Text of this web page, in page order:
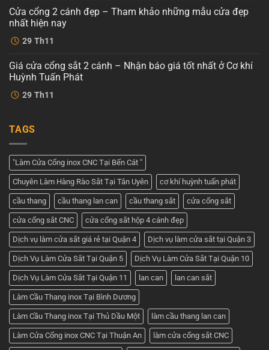
cánh
hiện
đại
tại
Cơ
khí
Phát
luận
ở
Cổng
sắt
cnc
4
Dịch
vụ
tốt
nhất
tại
Tuấn
29 Th11
Cửa cổng 2 cánh đẹp – Tham khảo những mẫu cửa đẹp
nhất hiện nay
Không
có
ở
Cửa
cổng
cánh
khảo
mẫu
đẹp
nhất
hiện
nay
29 Th11
Giá cửa cổng sắt 2 cánh – Nhận báo giá tốt nhất ở Cơ khí
Huỳnh Tuấn Phát
Không
có
Giá
cổng
2
cánh
–
Nhận
báo
giá
tốt
nhất
Cơ
khí
Huỳnh
Tuấn
Phát
TAGS
"Làm Cửa Cổng inox CNC Tại Bến Cát "
Chuyên Làm Hàng Rào Sắt Tại Tân Uyên cơ khí huỳnh tuấn phát
cầu thang cầu thang lan can cầu thang sắt cửa cổng sắt
cửa cổng sắt CNC cửa cổng sắt hộp 4 cánh đẹp
Dịch vụ làm cửa sắt giá rẻ tại Quận 4 Dịch vụ làm cửa sắt tại Quận 3
Dịch Vụ Làm Cửa Sắt Tại Quận 5 Dịch Vụ Làm Cửa Sắt Tại Quận 10
Dịch Vụ Làm Cửa Sắt Tại Quận 11 lan can lan can sắt
Làm Cầu Thang inox Tại Bình Dương
Làm Cầu Thang inox Tại Thủ Dầu Một làm cầu thang lan can
Làm Cửa Cổng inox CNC Tại Thuận An làm cửa cổng sắt CNC